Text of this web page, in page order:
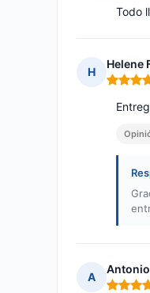
Todo
H
Helene
Nota: 5
A
Antonio